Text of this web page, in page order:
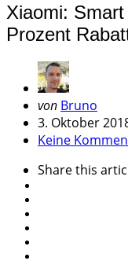
Xiaomi:
Prozent
Geschrieben
von
von Bruno
3. Oktober
Keine
Sharethis